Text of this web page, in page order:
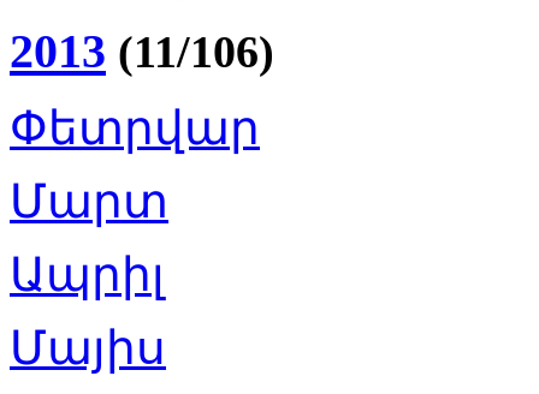
2013 (11/106)
Փետրվար
Մարտ
Ապրիլ
Մայիս